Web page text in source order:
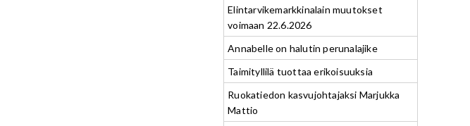
Elintarvikemarkkinalain muutokset
voimaan 22.6.2026
Annabelle on halutin perunalajike
Taimityllilä tuottaa erikoisuuksia
Ruokatiedon kasvujohtajaksi Marjukka
Mattio